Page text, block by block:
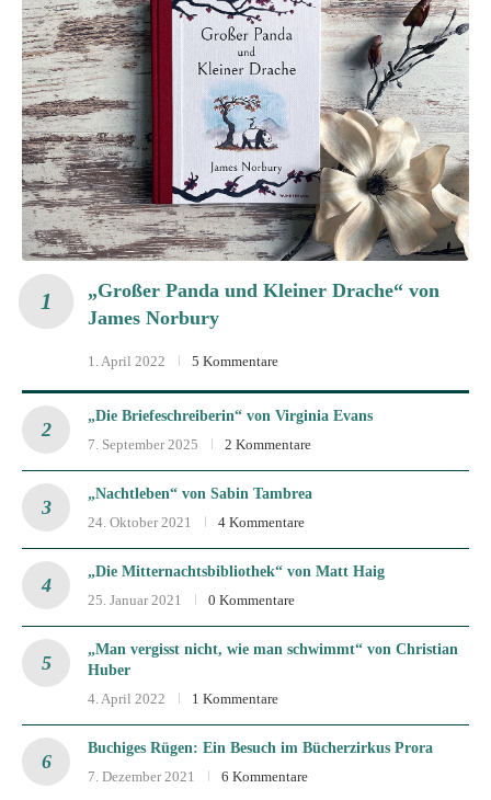
„Großer Panda und Kleiner Drache“ von
James Norbury
1. April 2022 5 Kommentare
„Die Briefeschreiberin“ von Virginia Evans
7. September 2025
2 Kommentare
„Nachtleben“ von Sabin Tambrea
24. Oktober 2021
4 Kommentare
„Die Mitternachtsbibliothek“ von Matt Haig
25. Januar 2021
0 Kommentare
„Man vergisst nicht, wie man schwimmt“ von Christian
Huber
4. April 2022
1 Kommentare
Buchiges Rügen: Ein Besuch im Bücherzirkus Prora
7. Dezember 2021
6 Kommentare